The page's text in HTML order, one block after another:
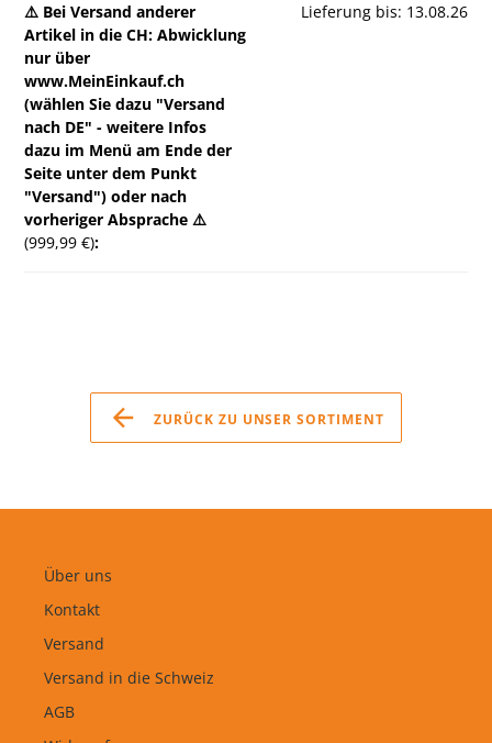
⚠️ Bei Versand anderer
Artikel in die CH: Abwicklung
nur über
www.MeinEinkauf.ch
(wählen Sie dazu "Versand
nach DE" - weitere Infos
dazu im Menü am Ende der
Seite unter dem Punkt
"Versand") oder nach
vorheriger Absprache ⚠️
(999,99 €):
Lieferung bis: 13.08.26
ZURÜCK ZU UNSER SORTIMENT
Über uns
Kontakt
Versand
Versand in die Schweiz
AGB